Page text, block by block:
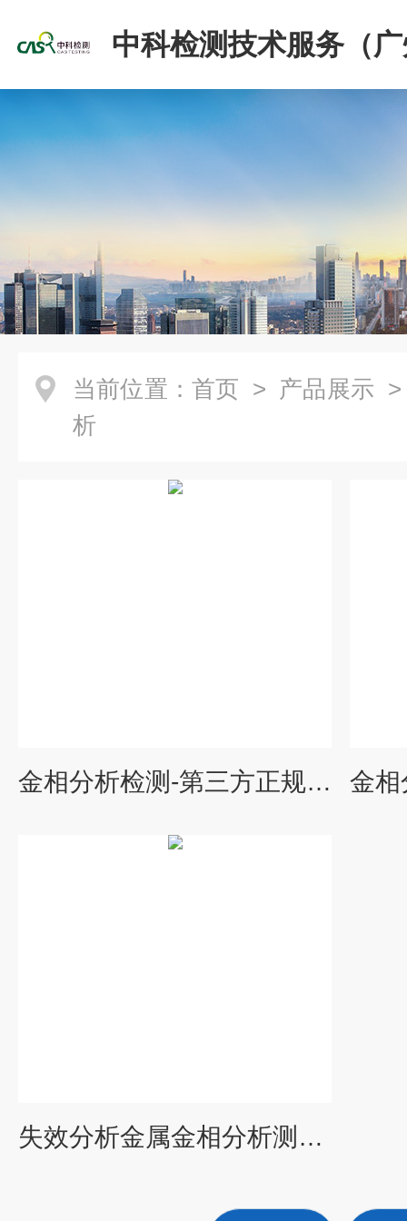
中科检测技术服务（
份有限公司
当前位置： 首页 > 产品展示
析
金相分析检测-第三方正规检测中心
失效分析金属金相分析测试中心